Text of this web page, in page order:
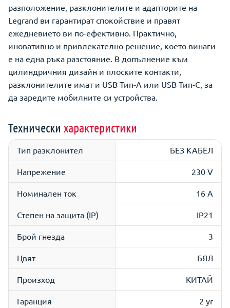
разположение, разклонителите и адапторите на
Legrand ви гарантират спокойствие и правят
ежедневието ви по-ефективно. Практично,
иновативно и привлекателно решение, което винаги
е на една ръка разстояние. В допълнение към
цилиндричния дизайн и плоските контакти,
разклонителите имат и USB Тип-A или USB Тип-C, за
да заредите мобилните си устройства.
Технически характеристики
Тип разклонител БЕЗ КАБЕЛ
Напрежение 230 V
Номинален ток 16 A
Степен на защита (IP) IP21
Брой гнезда 3
Цвят БЯЛ
Произход КИТАЙ
Гаранция 2 yr